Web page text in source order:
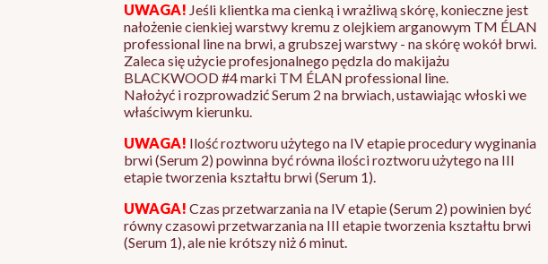
UWAGA! Jeśli klientka ma cienką i wrażliwą skórę, konieczne jest
nałożenie cienkiej warstwy kremu z olejkiem arganowym TM ÉLAN
professional line na brwi, a grubszej warstwy - na skórę wokół brwi.
Zaleca się użycie profesjonalnego pędzla do makijażu
BLACKWOOD #4 marki TM ÉLAN professional line.
Nałożyć i rozprowadzić Serum 2 na brwiach, ustawiając włoski we
właściwym kierunku.
UWAGA! Ilość roztworu użytego na IV etapie procedury wyginania
brwi (Serum 2) powinna być równa ilości roztworu użytego na III
etapie tworzenia kształtu brwi (Serum 1).
UWAGA! Czas przetwarzania na IV etapie (Serum 2) powinien być
równy czasowi przetwarzania na III etapie tworzenia kształtu brwi
(Serum 1), ale nie krótszy niż 6 minut.